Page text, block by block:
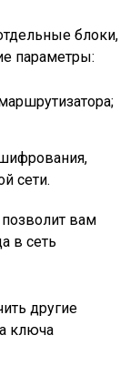
блоки,
параметры:
сети.
вам
в сеть
другие
ключа